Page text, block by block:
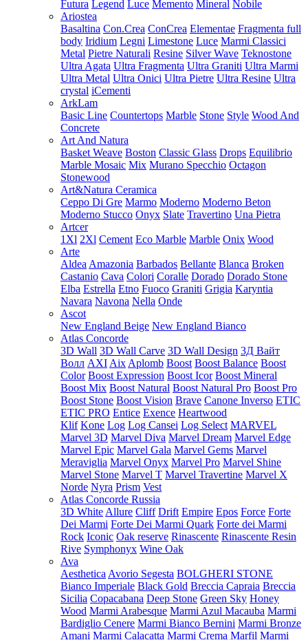
Futura Legend Luce Memento Mineral Nobile
Ariostea
Basaltina Con.Crea ConCrea Elementae Fragmenta full
body Iridium Legni Limestone Luce Marmi Classici
Metal Pietre Naturali Resine Silver Wave Teknostone
Ultra Agata Ultra Fragmenta Ultra Graniti Ultra Marmi
Ultra Metal Ultra Onici Ultra Pietre Ultra Resine Ultra
crystal iCementi
ArkLam
Basic Line Countertops Marble Stone Style Wood And
Concrete
Art And Natura
Basket Weave Boston Classic Glass Drops Equilibrio
Marble Mosaic Mix Murano Specchio Octagon
Stonewood
Art&Natura Ceramica
Ceppo Di Gre Marmo Moderno Moderno Beton
Moderno Stucco Onyx Slate Travertino Una Pietra
Artcer
1Xl 2Xl Cement Eco Marble Marble Onix Wood
Arte
Aldea Amazonia Barbados Bellante Blanca Broken
Castanio Cava Colori Coralle Dorado Dorado Stone
Elba Estrella Etno Fuoco Graniti Grigia Karyntia
Navara Navona Nella Onde
Ascot
New England Beige New England Bianco
Atlas Concorde
3D Wall 3D Wall Carve 3D Wall Design 3Д Вайт
Волл AXI Aix Aplomb Boost Boost Balance Boost
Color Boost Expression Boost Icor Boost Mineral
Boost Mix Boost Natural Boost Natural Pro Boost Pro
Boost Stone Boost Vision Brave Canone Inverso ETIC
ETIC PRO Entice Exence Heartwood
Klif Kone Log Log Cansei Log Select MARVEL
Marvel 3D Marvel Diva Marvel Dream Marvel Edge
Marvel Epic Marvel Gala Marvel Gems Marvel
Meraviglia Marvel Onyx Marvel Pro Marvel Shine
Marvel Stone Marvel T Marvel Travertine Marvel X
Norde Nyra Prism Vest
Atlas Concorde Russia
3D White Allure Cliff Drift Empire Epos Force Forte
Dei Marmi Forte Dei Marmi Quark Forte dei Marmi
Rock Iconic Oak reserve Rinascente Rinascente Resin
Rive Symphonyx Wine Oak
Ava
Aesthetica Avorio Segesta BOLGHERI STONE
Bianco Imperiale Black Gold Breccia Capraia Breccia
Sicilia Copacabana Deep Stone Green Sky Honey
Wood Marmi Arabesque Marmi Azul Macauba Marmi
Bardiglio Cenere Marmi Bianco Bernini Marmi Bronze
Amani Marmi Calacatta Marmi Crema Marfil Marmi